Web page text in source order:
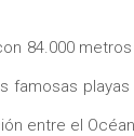
84.000
famosas
entre el